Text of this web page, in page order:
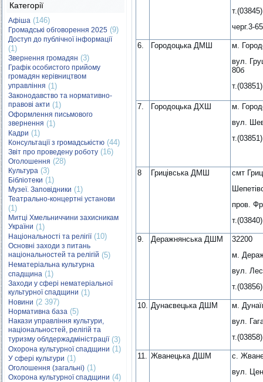
Категорії
Афіша (146)
Громадські обговорення 2025 (9)
Доступ до публічної інформації
(1)
Звернення громадян (3)
Графік особистого прийому
громадян керівництвом
управління (1)
Законодавство та нормативно-
правові акти (1)
Оформлення письмового
звернення (1)
Кадри (1)
Консультації з громадськістю (44)
Звіт про проведену роботу (16)
Оголошення (28)
Культура (3)
Бібліотеки (1)
Музеї. Заповідники (1)
Театрально-концертні установи
(1)
Митці Хмельниччини захисникам
України (1)
Національності та релігії(10)
Основні заходи з питань
національностей та релігій (5)
Нематеріальна культурна
спадщина (1)
Заходи у сфері нематеріальної
культурної спадщини (1)
Новини (2 397)
Нормативна база (5)
Накази управління культури,
національностей, релігій та
туризму облдержадміністрації(3)
Охорона культурної спадщини (1)
У сфері культури (1)
Оголошення (загальні) (1)
Охорона культурної спадщини (4)
черг.3-
6. Городоцька ДМШ
м.
вул.
80б
7. Городоцька ДХШ
м.
вул.
8 Грицівська ДМШ
смт
пров.
9. Деражнянська ДШМ
32200
м.
вул.
10. Дунаєвецька ДШМ
м.
вул.
11. Жванецька ДШМ
с.
вул.